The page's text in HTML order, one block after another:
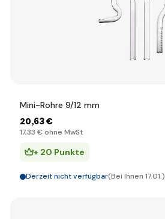
Mini-Rohre 9/12 mm
20,63 €
17,33 € ohne MwSt
+ 20 Punkte
Derzeit nicht verfügbar(Bei Ihnen 17.01.)